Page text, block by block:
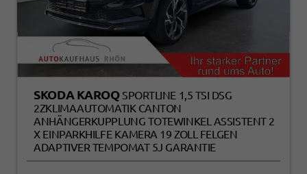
SKODA KAROQ SPORTLINE 1,5 TSI DSG
2ZKLIMAAUTOMATIK CANTON
ANHÄNGERKUPPLUNG TOTEWINKEL ASSISTENT 2
X EINPARKHILFE KAMERA 19 ZOLL FELGEN
ADAPTIVER TEMPOMAT 5J GARANTIE